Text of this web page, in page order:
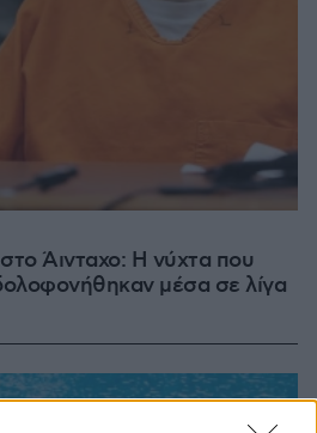
Άινταχο: Η νύχτα που
μέσα σε λίγα